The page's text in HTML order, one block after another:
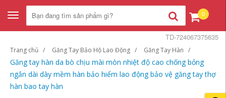
Toggle
navigation
0
Trang chủ Găng Tay Bảo Hộ Lao Động Găng Tay Hàn
Găng tay hàn da bò chịu mài mòn nhiệt độ cao chống bỏng
ngắn dài dày mềm hàn bảo hiểm lao động bảo vệ găng tay thợ
hàn bao tay hàn
TD-724067375635